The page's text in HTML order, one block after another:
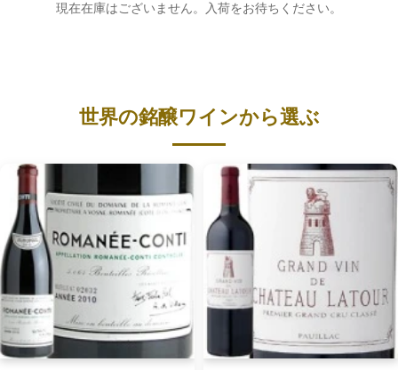
現在在庫はございません。入荷をお待ちください。
世界の銘醸ワインから選ぶ